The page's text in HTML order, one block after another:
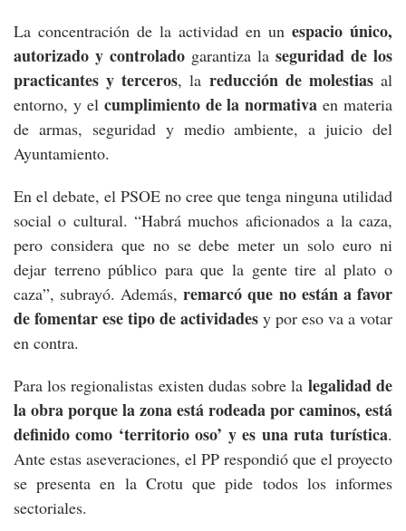
La concentración de la actividad en un espacio único,
autorizado y controlado garantiza la seguridad de los
practicantes y terceros, la reducción de molestiasal
entorno, y el cumplimiento de la normativaen materia
de armas, seguridad y medio ambiente, a juicio del
Ayuntamiento.
En el debate, el PSOE no cree que tenga ninguna utilidad
social o cultural. “Habrá muchos aficionados a la caza,
pero considera que no se debe meter un solo euro ni
dejar terreno público para que la gente tire al plato o
caza”, subrayó. Además,remarcó que no están a favor
de fomentar ese tipo de actividadesy por eso va a votar
en contra.
Para los regionalistas existen dudas sobre la legalidad de
la obra porque la zona está rodeada por caminos, está
definido como ‘territorio oso’ y es una ruta turística.
Ante estas aseveraciones, el PP respondió que el proyecto
se presenta en la Crotu que pide todos los informes
sectoriales.